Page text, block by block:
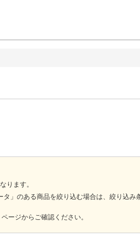
ります。
タ」のある商品を絞り込む場合は、絞り込
ージからご確認ください。